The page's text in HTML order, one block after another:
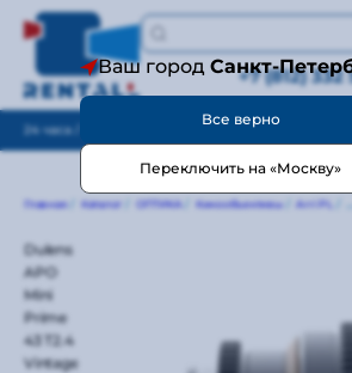
+7 (812) 332
24 часа / без выходных
Главная Каталог ОПТИКА Кинообъективы Arri PL
Dulens
APO
Mini
Prime
43 T2.4
Vintage
Ваш городСанкт-
Все верно
Переключить на «Москву»